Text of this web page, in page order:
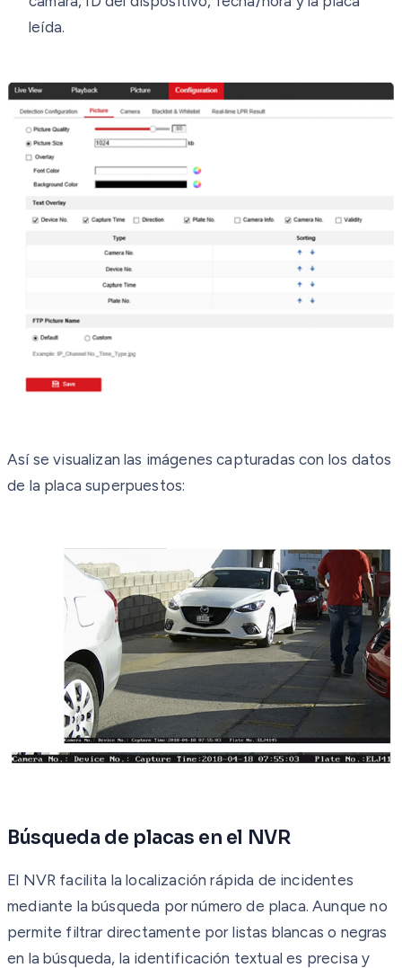
leída.
Así se visualizan las imágenes capturadas con los datos
de la placa superpuestos:
Búsqueda de placas en el NVR
El NVR facilita la localización rápida de incidentes
mediante la búsqueda por número de placa. Aunque no
permite filtrar directamente por listas blancas o negras
en la búsqueda, la identificación textual es precisa y